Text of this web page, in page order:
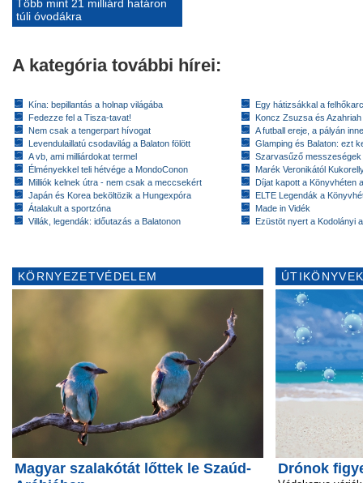
Több mint 21 milliárd határon
túli óvodákra
A kategória további hírei:
Kína: bepillantás a holnap világába
Fedezze fel a Tisza-tavat!
Nem csak a tengerpart hívogat
Levendulaillatú csodavilág a Balaton fölött
A vb, ami milliárdokat termel
Élményekkel teli hétvége a MondoConon
Milliók kelnek útra - nem csak a meccsekért
Japán és Korea beköltözik a Hungexpóra
Átalakult a sportzóna
Villák, legendák: időutazás a Balatonon
Egy hátizsákkal a
Koncz Zsuzsa és
A futball ereje, a pályán
Glamping és Balaton: ezt
Szarvasűző messzeségek
Marék Veronikától
Díjat kapott a Könyvhéten
ELTE Legendák a
Made in Vidék
Ezüstöt nyert a Kodolányi
KÖRNYEZETVÉDELEM
Magyar szalakótát lőttek le Szaúd-
Drónok